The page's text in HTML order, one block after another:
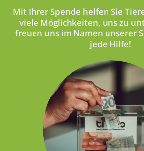
Mit Ihrer Spende helfen Sie
viele Möglichkeiten, uns zu
freuen uns im Namen unserer
jede Hilfe!